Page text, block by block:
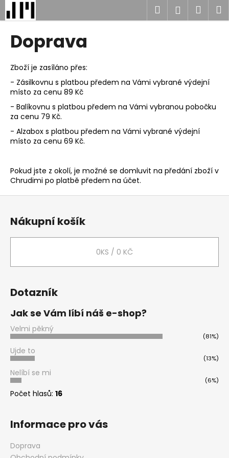
Přejít
na
obsah
Hledat
Doprava
Zboží je zasíláno přes:
- Zásilkovnu s platbou předem na Vámi vybrané výdejní
místo za cenu 89 Kč
- Balíkovnu s platbou předem na Vámi vybranou pobočku
za cenu 79 Kč.
- Alzabox s platbou předem na Vámi vybrané výdejní
místo za cenu 69 Kč.
Pokud jste z okolí, je možné se domluvit na předání zboží v
Chrudimi po platbě předem na účet.
o
o
p
o
t
ř
e
b
j
e
e
n
a
í
?
D
o
u
Z
Nákupní košík
0KS / 0 KČ
Dotazník
Jak se Vám líbí náš e-shop?
Velmi pěkný
(81%)
Ujde to
(13%)
Nelíbí se mi
(6%)
Počet hlasů: 16
Informace pro vás
Doprava